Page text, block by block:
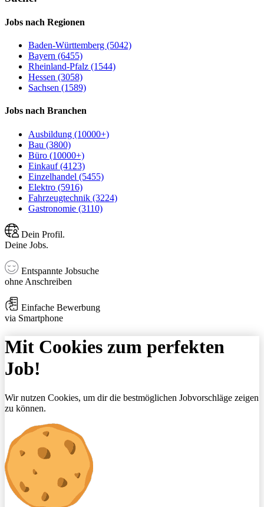
Jobs nach Regionen
Baden-Württemberg (5042)
Bayern (6455)
Rheinland-Pfalz (1544)
Hessen (3058)
Sachsen (1589)
Jobs nach Branchen
Ausbildung (10000+)
Bau (3800)
Büro (10000+)
Einkauf (4123)
Einzelhandel (5455)
Elektro (5916)
Fahrzeugtechnik (3224)
Gastronomie (3110)
Dein Profil.
Deine Jobs.
Entspannte Jobsuche
ohne Anschreiben
Einfache Bewerbung
via Smartphone
Mit Cookies zum perfekten
Job!
Wir nutzen Cookies, um dir die bestmöglichen Jobvorschläge zeigen
zu können.